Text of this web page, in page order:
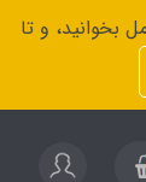
بخوانید، و تا